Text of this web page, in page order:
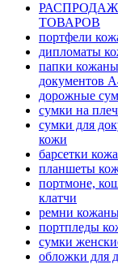
ТОВАРОВ
портфели
дипломаты
папки
документов
дорожные
сумки на
сумки для
кожи
барсетки
планшеты
портмоне,
клатчи
ремни
портпледы
сумки
обложки для